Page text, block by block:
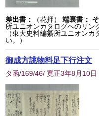
差出書： （花押） 端裏書：
所ユニオンカタログへのリン
（東大史料編纂所ユニオン
い。）
御成方誂物料足下行注文
タ函/169/46/ 寛正3年8月10日